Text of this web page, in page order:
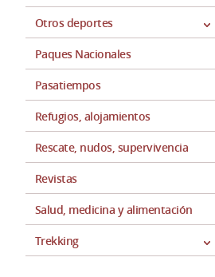
Otros deportes
Paques Nacionales
Pasatiempos
Refugios, alojamientos
Rescate, nudos, supervivencia
Revistas
Salud, medicina y alimentación
Trekking